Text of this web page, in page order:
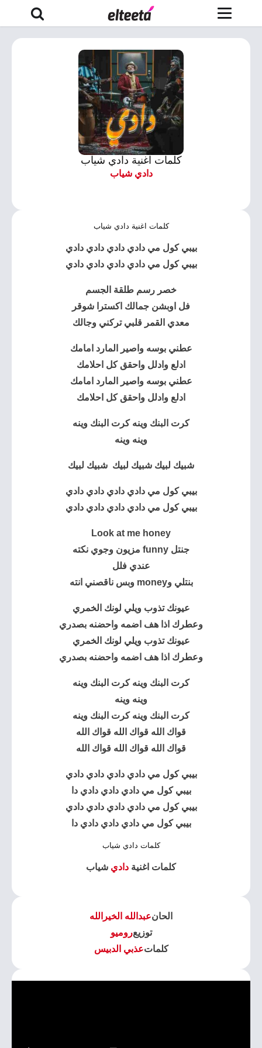
كلمات اغنية دادي شياب
دادي شياب
كلمات اغنية دادي شياب
بيبي كول ميدادي دادي دادي دادي
بيبي كول مي دادي دادي دادي دادي
خصر رسم طلقة الجسم
فل اوبشن جمالك اكسترا شوقر
معدي القمر قلبي تركني وجالك
عطني بوسه واصير المارد امامك
ادلع وادلل واحقق كل احلامك
عطني بوسه واصير المارد امامك
ادلع وادلل واحقق كل احلامك
كرت البنك وينه كرت البنك وينه
وينه وينه
شبيك لبيك شبيك لبيك شبيك لبيك
بيبي كول مي دادي دادي دادي دادي
بيبي كول مي دادي دادي دادي دادي
Look at me honey
جنتل funny مزيون وجوي نكته
عندي فلل
بنتلي وmoney وبس ناقصني انته
عيونك تذوب ويلي لونك الخمري
وعطرك اذا هف اضمه واحضنه بصدري
عيونك تذوب ويلي لونك الخمري
وعطرك اذا هف اضمه واحضنه بصدري
كرت البنك وينه كرت البنك وينه
وينه وينه
كرت البنك وينه كرت البنك وينه
قواك الله قواك الله قواك الله
قواك الله قواك الله قواك الله
بيبي كول مي دادي دادي دادي دادي
بيبي كول مي دادي دادي دادي دا
بيبي كول مي دادي دادي دادي دادي
بيبي كول مي دادي دادي دادي دا
كلمات دادي شياب
كلمات اغنية دادي شياب
الحانعبدالله الخيرالله
توزيعروميو
كلماتعذبي الدبيس